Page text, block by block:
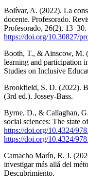
Bolívar, A. (2022). La
docente. Profesorado.
Profesorado, 26(2), 13–30.
https://doi.org/10.30827/
Booth, T., & Ainscow, M.
learning and participation
Studies on Inclusive
Brookfield, S. D. (2022).
(3rd ed.). Jossey-Bass.
Byrne, D., & Callaghan,
social sciences: The state
https://doi.org/10.4324/
https://doi.org/10.4324/
Camacho Marín, R. J.
investigar más allá del
Descubrimiento.